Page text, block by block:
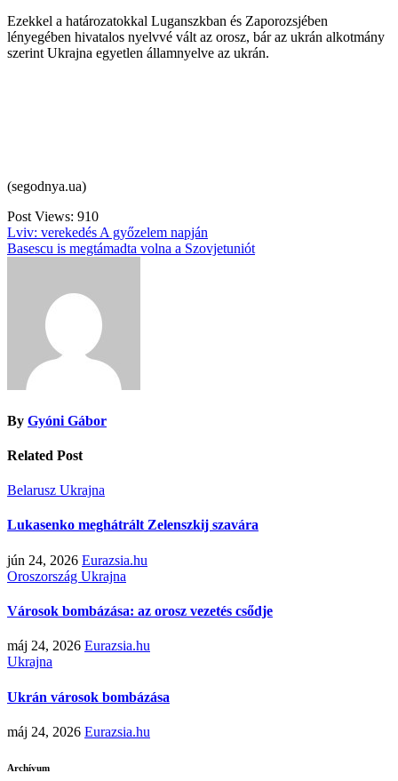
Ezekkel a határozatokkal Luganszkban és Zaporozsjében
lényegében hivatalos nyelvvé vált az orosz, bár az ukrán alkotmány
szerint Ukrajna egyetlen államnyelve az ukrán.
(segodnya.ua)
Post Views: 910
Bejegyzés
navigáció
Lviv: verekedés A győzelem napján
Basescu is megtámadta volna a Szovjetuniót
By Gyóni Gábor
Related Post
Belarusz Ukrajna
Lukasenko meghátrált Zelenszkij szavára
jún 24, 2026 Eurazsia.hu
Oroszország Ukrajna
Városok bombázása: az orosz vezetés csődje
máj 24, 2026 Eurazsia.hu
Ukrajna
Ukrán városok bombázása
máj 24, 2026 Eurazsia.hu
Archívum